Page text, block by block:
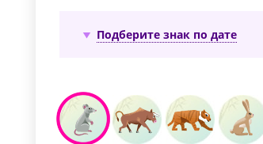
Подберите знак по дате